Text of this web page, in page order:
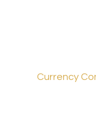
Currency